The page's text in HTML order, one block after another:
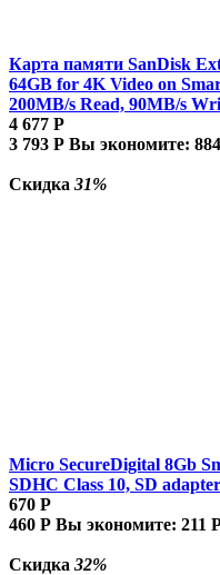
Карта памяти SanDisk
64GB for 4K Video on
200MB/s Read, 90MB/s
4 677 Р
3 793 Р Вы экономите: 884
Скидка 31%
Micro SecureDigital 8Gb
SDHC Class 10, SD
670 Р
460 Р Вы экономите: 211
Скидка 32%